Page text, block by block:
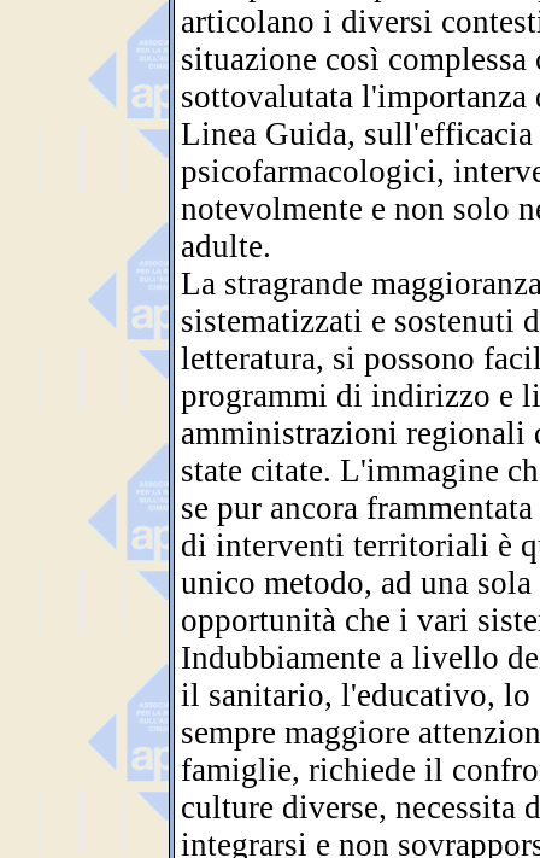
articolano i diversi
situazione così
sottovalutata
Linea Guida,
psicofarmacologici,
notevolmente e non solo
adulte.
La stragrande
sistematizzati e sostenuti
letteratura, si possono
programmi di indirizzo e
amministrazioni regionali
state citate. L'immagine
se pur ancora
di interventi territoriali è
unico metodo, ad una
opportunità che i vari
Indubbiamente a livello
il sanitario, l'educativo, lo
sempre maggiore
famiglie, richiede il
culture diverse, necessita
integrarsi e non